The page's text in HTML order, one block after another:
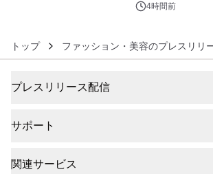
4時間前
トップ ファッション・美容のプレスリリ
プレスリリース配信
サポート
関連サービス